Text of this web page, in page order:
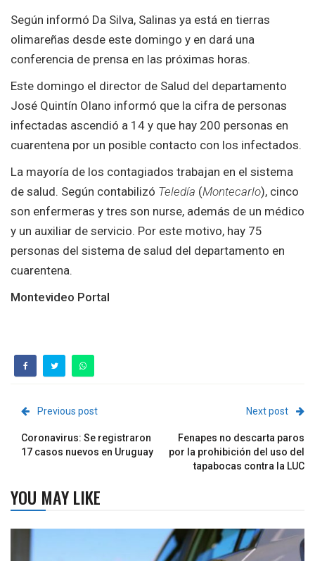
Según informó Da Silva, Salinas ya está en tierras
olimareñas desde este domingo y en dará una
conferencia de prensa en las próximas horas.
Este domingo el director de Salud del departamento
José Quintín Olano informó que la cifra de personas
infectadas ascendió a 14 y que hay 200 personas en
cuarentena por un posible contacto con los infectados.
La mayoría de los contagiados trabajan en el sistema
de salud. Según contabilizó Teledía (Montecarlo), cinco
son enfermeras y tres son nurse, además de un médico
y un auxiliar de servicio. Por este motivo, hay 75
personas del sistema de salud del departamento en
cuarentena.
Montevideo Portal
Previous post
Coronavirus: Se registraron
17 casos nuevos en Uruguay
Next post
Fenapes no descarta paros
por la prohibición del uso del
tapabocas contra la LUC
YOU MAY LIKE